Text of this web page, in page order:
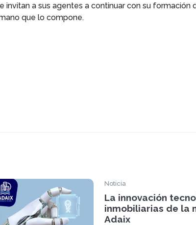
a sus agentes a continuar con su formación
que lo compone.
Noticia
La innovación
inmobiliarias de la
Adaix